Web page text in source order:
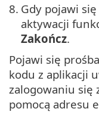
8. Gdy pojawi
aktywacji
Zakończ.
Pojawi się
kodu z aplikacji
zalogowaniu się
pomocą adresu